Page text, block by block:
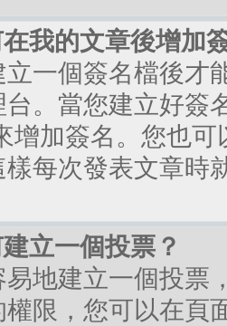
我的文章後增加
一個簽名檔後才
台。當您建立好簽
增加簽名。您也
每次發表文章時
立一個投票？
地建立一個投票
限，您可以在頁